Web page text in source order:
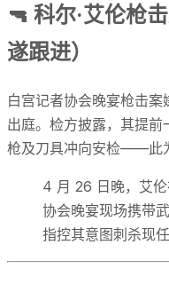
🔫 科尔·艾伦枪
遂跟进）
白宫记者协会晚宴枪击案
出庭。检方披露，其提
枪及刀具冲向安检——此
4 月 26 日晚，艾
协会晚宴现场携带
指控其意图刺杀现任